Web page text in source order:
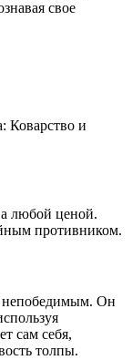
свое
Коварство и
любой ценой.
противником.
непобедимым. Он
сам себя,
толпы.